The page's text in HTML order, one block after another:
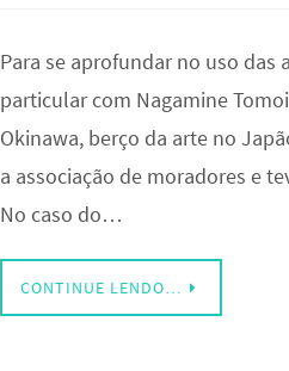
Para se aprofundar no uso das
particular com Nagamine
Okinawa, berço da arte no
a associação de moradores e
No caso do…
CONTINUE LENDO…